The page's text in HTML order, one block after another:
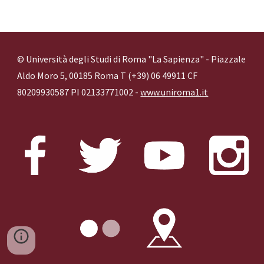
© Università degli Studi di Roma "La Sapienza" - Piazzale
Aldo Moro 5, 00185 Roma T (+39) 06 49911 CF
80209930587 PI 02133771002 -www.uniroma1.it